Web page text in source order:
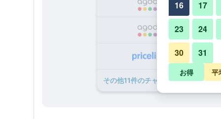
その他11​件のチャオラオ トサン ビー
16 17
23 24
30 31
お得 平